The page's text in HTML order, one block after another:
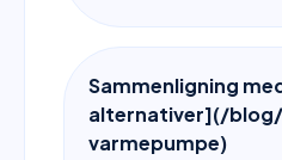
Sammenligning
alternativer](/
varmepumpe)